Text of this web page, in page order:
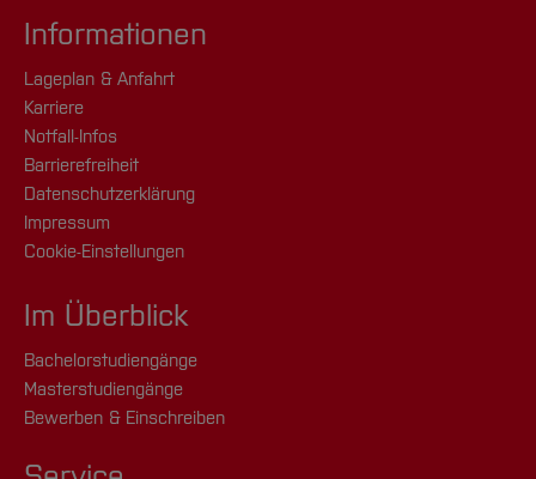
Informationen
Lageplan & Anfahrt
Karriere
Notfall-Infos
Barrierefreiheit
Datenschutzerklärung
Impressum
Cookie-Einstellungen
Im Überblick
Bachelorstudiengänge
Masterstudiengänge
Bewerben & Einschreiben